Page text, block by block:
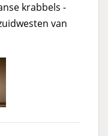
krabbels -
van